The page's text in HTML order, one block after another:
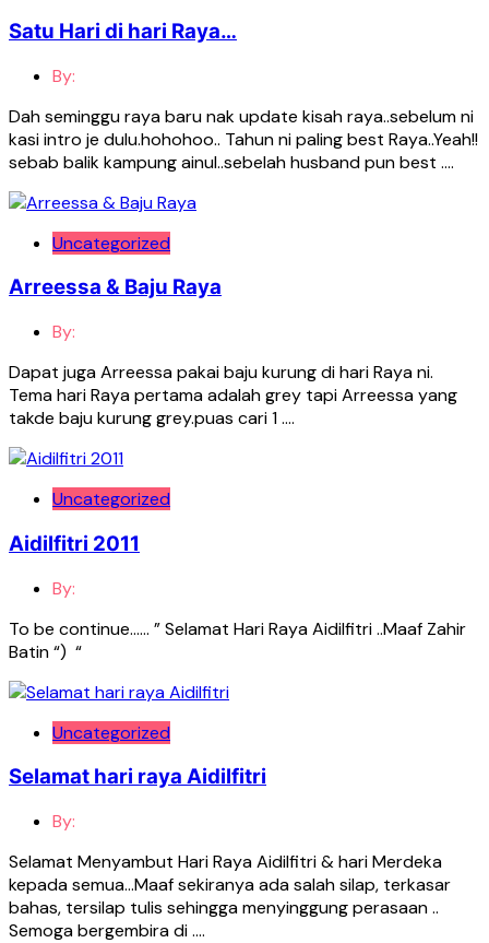
Satu Hari di hari Raya…
By:
Dah seminggu raya baru nak update kisah raya..sebelum ni
kasi intro je dulu.hohohoo.. Tahun ni paling best Raya..Yeah!!
sebab balik kampung ainul..sebelah husband pun best ….
Uncategorized
Arreessa & Baju Raya
By:
Dapat juga Arreessa pakai baju kurung di hari Raya ni.
Tema hari Raya pertama adalah grey tapi Arreessa yang
takde baju kurung grey.puas cari 1 ….
Uncategorized
Aidilfitri 2011
By:
To be continue…… ” Selamat Hari Raya Aidilfitri ..Maaf Zahir
Batin “) “
Uncategorized
Selamat hari raya Aidilfitri
By:
Selamat Menyambut Hari Raya Aidilfitri & hari Merdeka
kepada semua…Maaf sekiranya ada salah silap, terkasar
bahas, tersilap tulis sehingga menyinggung perasaan ..
Semoga bergembira di ….